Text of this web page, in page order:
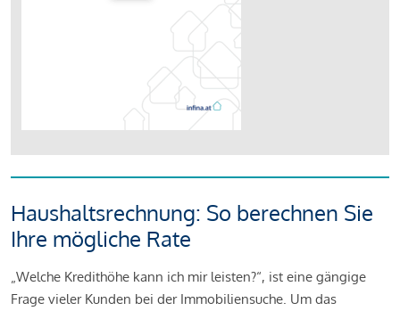
Haushaltsrechnung: So berechnen Sie
Ihre mögliche Rate
„Welche Kredithöhe kann ich mir leisten?“, ist eine gängige
Frage vieler Kunden bei der Immobiliensuche. Um das